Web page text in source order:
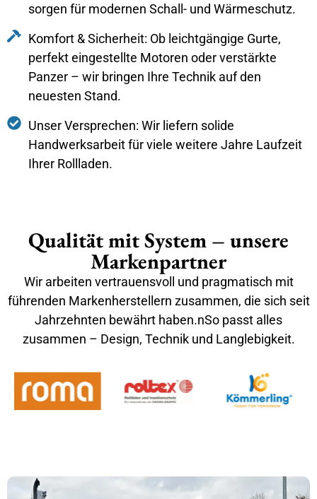
sorgen für modernen Schall- und Wärmeschutz.
Komfort & Sicherheit: Ob leichtgängige Gurte,
perfekt eingestellte Motoren oder verstärkte
Panzer – wir bringen Ihre Technik auf den
neuesten Stand.
Unser Versprechen: Wir liefern solide
Handwerksarbeit für viele weitere Jahre Laufzeit
Ihrer Rollladen.
Qualität mit System – unsere
Markenpartner
Wir arbeiten vertrauensvoll und pragmatisch mit
führenden Markenherstellern zusammen, die sich seit
Jahrzehnten bewährt haben.nSo passt alles
zusammen – Design, Technik und Langlebigkeit.